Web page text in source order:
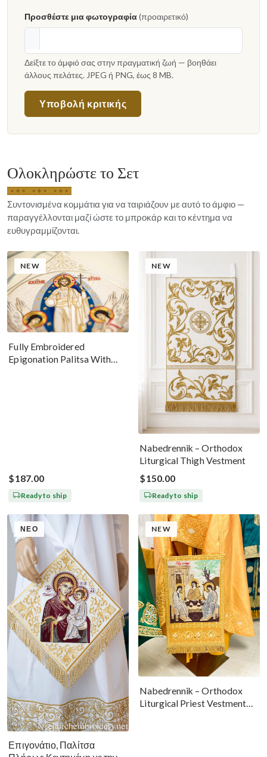
Προσθέστε μια φωτογραφία(προαιρετικό)
Δείξτε το άμφιό σας στην πραγματική ζωή — βοηθάει
άλλους πελάτες. JPEG ή PNG, έως 8 MB.
Υποβολή κριτικής
Ολοκληρώστε το Σετ
Συντονισμένα κομμάτια για να ταιριάζουν με αυτό το άμφιο —
παραγγέλλονται μαζί ώστε το μπροκάρ και το κέντημα να
ευθυγραμμίζονται.
NEW
Fully Embroidered
Epigonation Palitsa With
$187.00
Ready to ship
NEW
Nabedrennik – Orthodox
Liturgical Thigh Vestment
$150.00
Ready to ship
ΝΈΟ
Επιγονάτιο, Παλίτσα
NEW
Nabedrennik – Orthodox
Liturgical Priest Vestment